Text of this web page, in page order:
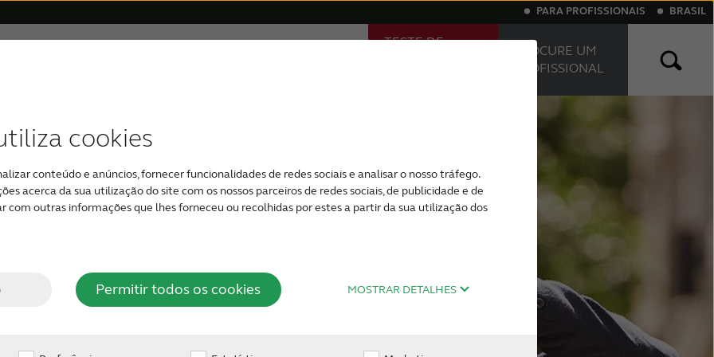
cookies
conteúdo e anúncios, fornecer funcionalidades de redes sociais e analisar o nosso tráfego.
acerca da sua utilização do site com os nossos parceiros de redes sociais, de publicidade e de
com outras informações que lhes forneceu ou recolhidas por estes a partir da sua utilização dos
Permitir todos os cookies MOSTRAR DETALHES
para zumbidos
PARA PROFISSIONAIS BRASIL
TESTE DE
PROCURE UM
PROFISSIONAL